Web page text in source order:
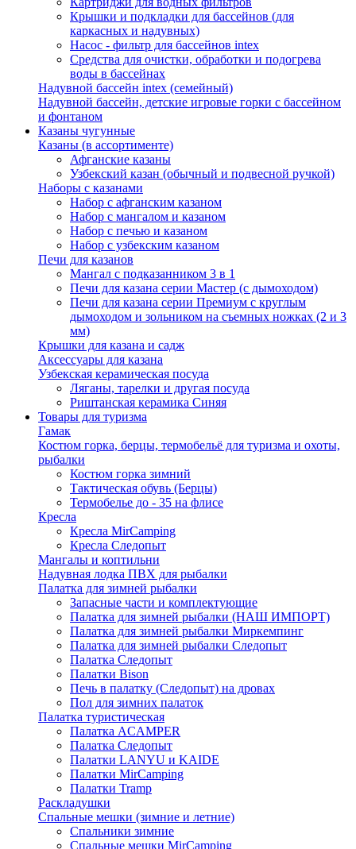
Крышки и подкладки для бассейнов (для
каркасных и надувных)
Насос - фильтр для бассейнов intex
Средства для очистки, обработки и подогрева
воды в бассейнах
Надувной бассейн intex (семейный)
Надувной бассейн, детские игровые горки с бассейном
и фонтаном
Казаны чугунные
Казаны (в ассортименте)
Афганские казаны
Узбекский казан (обычный и подвесной ручкой)
Наборы с казанами
Набор с афганским казаном
Набор с мангалом и казаном
Набор с печью и казаном
Набор с узбекским казаном
Печи для казанов
Мангал с подказанником 3 в 1
Печи для казана серии Мастер (с дымоходом)
Печи для казана серии Премиум с круглым
дымоходом и зольником на съемных ножках (2 и 3
мм)
Крышки для казана и садж
Аксессуары для казана
Узбекская керамическая посуда
Ляганы, тарелки и другая посуда
Риштанская керамика Синяя
Товары для туризма
Гамак
Костюм горка, берцы, термобельё для туризма и охоты,
рыбалки
Костюм горка зимний
Тактическая обувь (Берцы)
Термобелье до - 35 на флисе
Кресла
Кресла MirCamping
Кресла Следопыт
Мангалы и коптильни
Надувная лодка ПВХ для рыбалки
Палатка для зимней рыбалки
Запасные части и комплектующие
Палатка для зимней рыбалки (НАШ ИМПОРТ)
Палатка для зимней рыбалки Миркемпинг
Палатка для зимней рыбалки Следопыт
Палатка Следопыт
Палатки Bison
Печь в палатку (Следопыт) на дровах
Пол для зимних палаток
Палатка туристическая
Палатка ACAMPER
Палатка Следопыт
Палатки LANYU и KAIDE
Палатки MirCamping
Палатки Tramp
Раскладушки
Спальные мешки (зимние и летние)
Спальники зимние
Спальные мешки MirCamping